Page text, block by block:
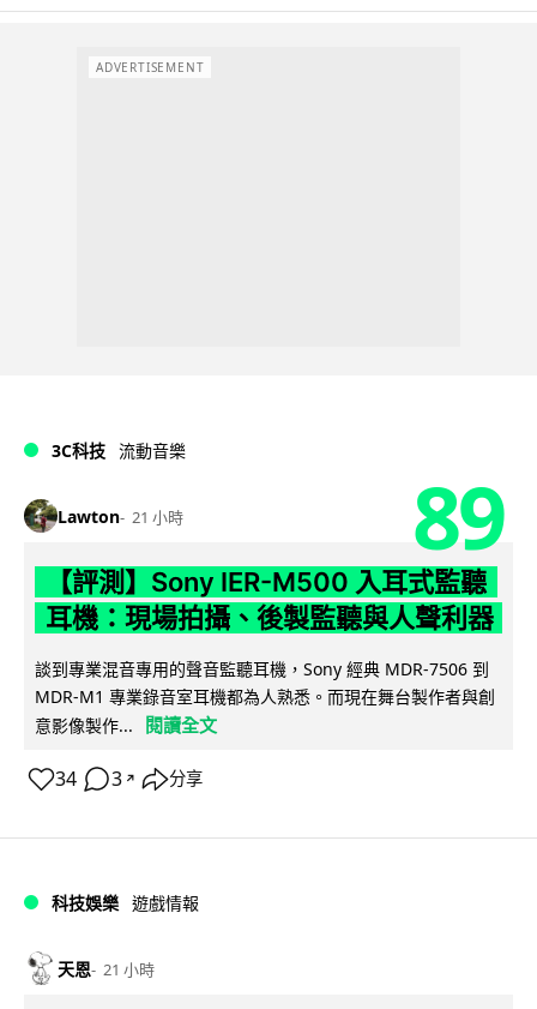
ADVERTISEMENT
3C科技 流動音樂
Lawton 21 小時 89
【評測】Sony IER-M500 入耳式監聽
耳機：現場拍攝、後製監聽與人聲利器
談到專業混音專用的聲音監聽耳機，Sony 經典 MDR-7506 到
MDR-M1 專業錄音室耳機都為人熟悉。而現在舞台製作者與創
意影像製作...
閱讀全文
34 3 ↗ 分享
科技娛樂 遊戲情報
天恩 21 小時